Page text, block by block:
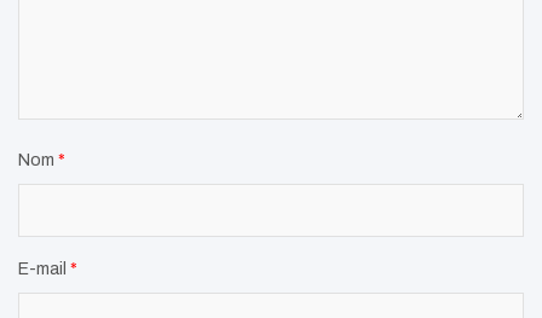
Nom *
E-mail *